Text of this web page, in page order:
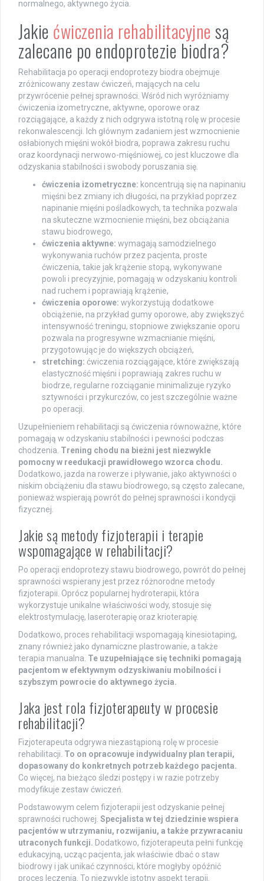
normalnego, aktywnego życia.
Jakie ćwiczenia rehabilitacyjnesą
zalecane po endoprotezie biodra?
Rehabilitacja po operacji endoprotezy biodra obejmuje
zróżnicowany zestaw ćwiczeń, mających na celu
przywrócenie pełnej sprawności. Wśród nich wyróżniamy
ćwiczenia izometryczne, aktywne, oporowe oraz
rozciągające, a każdy z nich odgrywa istotną rolę w procesie
rekonwalescencji. Ich głównym zadaniem jest wzmocnienie
osłabionych mięśni wokół biodra, poprawa zakresu ruchu
oraz koordynacji nerwowo-mięśniowej, co jest kluczowe dla
odzyskania stabilności i swobody poruszania się.
ćwiczenia izometryczne: koncentrują się na napinaniu
mięśni bez zmiany ich długości, na przykład poprzez
napinanie mięśni pośladkowych, ta technika pozwala
na skuteczne wzmocnienie mięśni, bez obciążania
stawu biodrowego,
ćwiczenia aktywne: wymagają samodzielnego
wykonywania ruchów przez pacjenta, proste
ćwiczenia, takie jak krążenie stopą, wykonywane
powoli i precyzyjnie, pomagają w odzyskaniu kontroli
nad ruchem i poprawiają krążenie,
ćwiczenia oporowe: wykorzystują dodatkowe
obciążenie, na przykład gumy oporowe, aby zwiększyć
intensywność treningu, stopniowe zwiększanie oporu
pozwala na progresywne wzmacnianie mięśni,
przygotowując je do większych obciążeń,
stretching: ćwiczenia rozciągające, które zwiększają
elastyczność mięśni i poprawiają zakres ruchu w
biodrze, regularne rozciąganie minimalizuje ryzyko
sztywności i przykurczów, co jest szczególnie ważne
po operacji.
Uzupełnieniem rehabilitacji są ćwiczenia równoważne, które
pomagają w odzyskaniu stabilności i pewności podczas
chodzenia. Trening chodu na bieżni jest niezwykle
pomocny w reedukacji prawidłowego wzorca chodu.
Dodatkowo, jazda na rowerze i pływanie, jako aktywności o
niskim obciążeniu dla stawu biodrowego, są często zalecane,
ponieważ wspierają powrót do pełnej sprawności i kondycji
fizycznej.
Jakie są metody fizjoterapii i terapie
wspomagające w rehabilitacji?
Po operacji endoprotezy stawu biodrowego, powrót do pełnej
sprawności wspierany jest przez różnorodne metody
fizjoterapii. Oprócz popularnej hydroterapii, która
wykorzystuje unikalne właściwości wody, stosuje się
elektrostymulację, laseroterapię oraz krioterapię.
Dodatkowo, proces rehabilitacji wspomagają kinesiotaping,
znany również jako dynamiczne plastrowanie, a także
terapia manualna. Te uzupełniające się techniki pomagają
pacjentom w efektywnym odzyskiwaniu mobilności i
szybszym powrocie do aktywnego życia.
Jaka jest rola fizjoterapeuty w procesie
rehabilitacji?
Fizjoterapeuta odgrywa niezastąpioną rolę w procesie
rehabilitacji. To on opracowuje indywidualny plan terapii,
dopasowany do konkretnych potrzeb każdego pacjenta.
Co więcej, na bieżąco śledzi postępy i w razie potrzeby
modyfikuje zestaw ćwiczeń.
Podstawowym celem fizjoterapii jest odzyskanie pełnej
sprawności ruchowej. Specjalista w tej dziedzinie wspiera
pacjentów w utrzymaniu, rozwijaniu, a także przywracaniu
utraconych funkcji. Dodatkowo, fizjoterapeuta pełni funkcję
edukacyjną, ucząc pacjenta, jak właściwie dbać o staw
biodrowy i jak unikać czynności, które mogłyby opóźnić
proces leczenia. To niezwykle istotny aspekt terapii.